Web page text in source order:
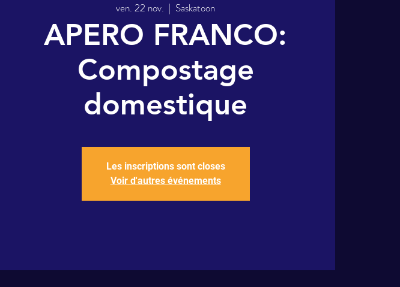
ven. 22 nov.
  |
Saskatoon
APERO FRANCO:
Compostage
domestique
Les inscriptions sont closes
Voir d'autres événements